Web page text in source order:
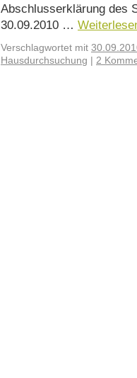
Abschlusserklärung des
30.09.2010 …
Verschlagwortet mit
Hausdurchsuchung
2